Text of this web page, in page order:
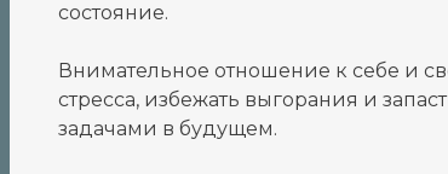
состояние.
Внимательное отношение к себе и
стресса, избежать выгорания и
задачами в будущем.